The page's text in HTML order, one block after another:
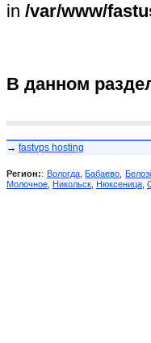
in /var/www/
В данном
→ fastvps hosting
Регион:: Вологда,Бабаево ,
Молочное Никольск Нюксеница